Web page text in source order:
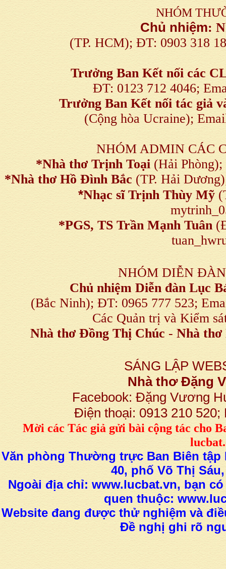
NHÓM
Chủ nhiệm:
(TP. HCM); ĐT: 0903 318
Trưởng Ban Kết nối các
ĐT: 0123 712 4046;
Trưởng Ban Kết nối tác giả
(Cộng hòa Ucraine);
NHÓM ADMIN CÁC
*Nhà thơ Trịnh Toại (Hải
*Nhà thơ Hồ Đình Bắc (TP. Hải
*Nhạc sĩ Trịnh Thùy Mỹ
*PGS, TS Trần Mạnh Tuân
NHÓM DIỄN
Chủ nhiệm Diễn đàn Lục
(Bắc Ninh); ĐT: 0965 777 523;
Các Quản trị và Kiểm
Nhà thơ Đồng Thị Chúc - Nhà thơ
SÁNG LẬP
Nhà thơ Đặng
Facebook: Đặng Vương
Điện thoại: 0913 210
Mời các Tác giả gửi bàicộng tác cho
Văn phòng Thường trực Ban Biên tập
40, phố Võ Thị
Ngoài địa chỉ: www.lucbat.vn, bạn
quen thuộc:
Website đang được thử nghiệm và
Đề nghị ghi rõ